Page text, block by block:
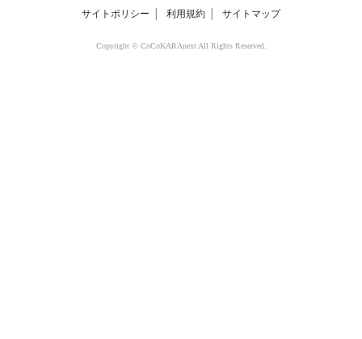
サイトポリシー 利用規約 サイトマップ
Copyright © CoCoKARAnext All Rights Reserved.